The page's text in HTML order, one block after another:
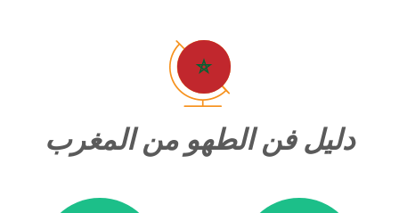
دليل فن الطهو من المغرب